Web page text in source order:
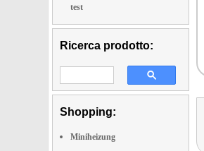
test
Ricerca prodotto:
Shopping:
Miniheizung